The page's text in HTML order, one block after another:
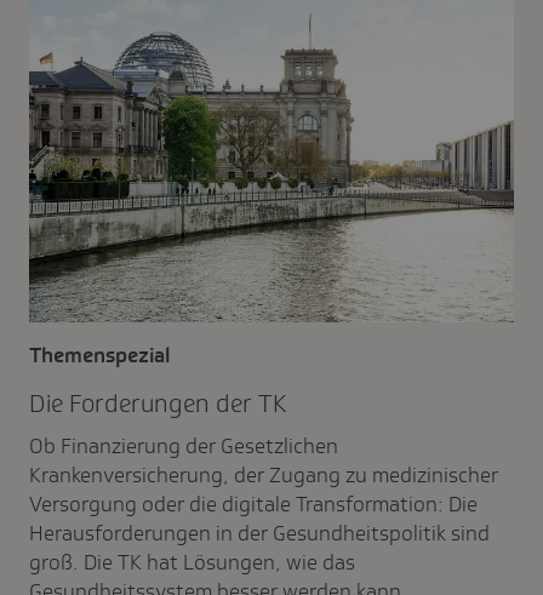
Die Forde­rungen der TK
Themenspezial
Ob Finanzierung der Gesetzlichen
Krankenversicherung, der Zugang zu medizinischer
Versorgung oder die digitale Transformation: Die
Herausforderungen in der Gesundheitspolitik sind
groß. Die TK hat Lösungen, wie das